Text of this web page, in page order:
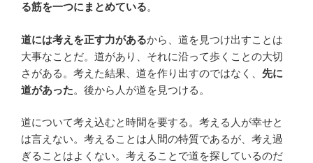
る筋を一つにまとめている。
道には考えを正す力があるから、道を見つけ出すことは
大事なことだ。道があり、それに沿って歩くことの大切
さがある。考えた結果、道を作り出すのではなく、 先に
道があった。後から人が道を見つける。
道について考え込むと時間を要する。考える人が幸せと
は言えない。考えることは人間の特質であるが、考え過
ぎることはよくない。考えることで道を探しているのだ